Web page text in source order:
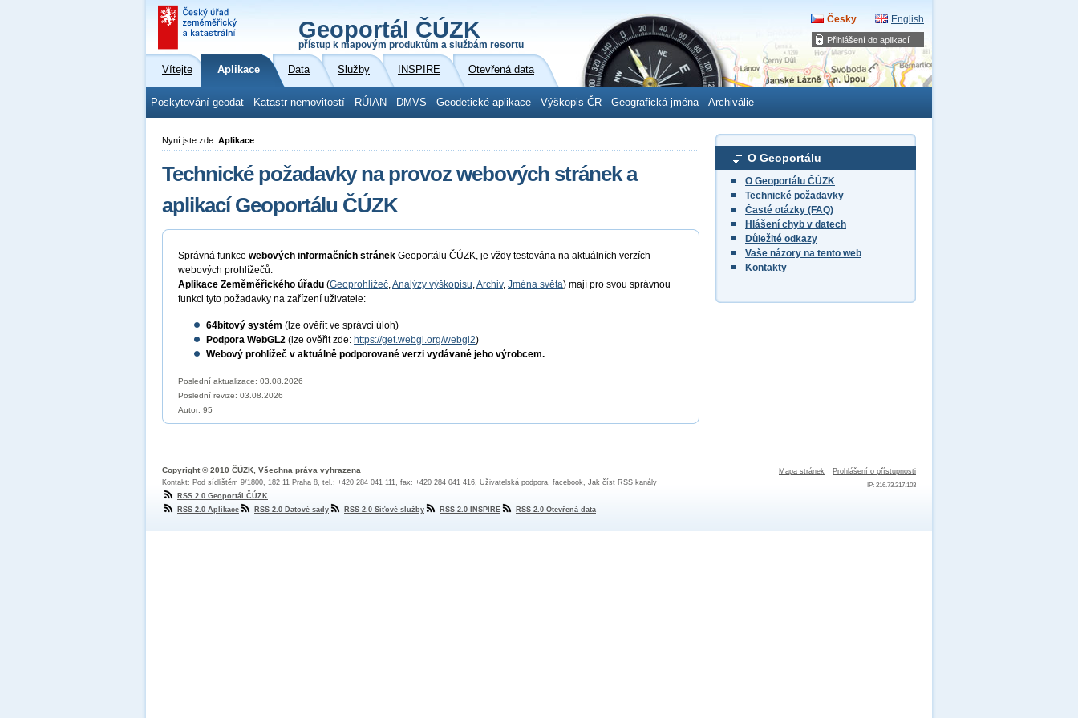
Přihlášení do aplikací
Geoportál ČÚZK
přístup k mapovým produktům a službám resortu
Česky English
Vítejte Aplikace Data Služby INSPIRE Otevřená data
Poskytování geodat Katastr nemovitostí RÚIAN DMVS Geodetické aplikace Výškopis ČR Geografická jména Archiválie
O Geoportálu
O Geoportálu ČÚZK
Technické požadavky
Časté otázky (FAQ)
Hlášení chyb v datech
Důležité odkazy
Vaše názory na tento web
Kontakty
Nyní jste zde: Aplikace
Technické požadavky na provoz webových stránek a
aplikací Geoportálu ČÚZK
Správná funkce webových informačních stránek Geoportálu ČÚZK, je vždy testována na aktuálních verzích
webových prohlížečů.
Aplikace Zeměměřického úřadu (Geoprohlížeč,Analýzy výškopisu,Archiv, Jména světa) mají pro svou správnou
funkci tyto požadavky na zařízení uživatele:
64bitový systém (lze ověřit ve správci úloh)
Podpora WebGL2 (lze ověřit zde: https://get.webgl.org/webgl2)
Webový prohlížeč v aktuálně podporované verzi vydávané jeho výrobcem.
Poslední aktualizace: 03.08.2026
Poslední revize: 03.08.2026
Autor: 95
Mapa stránek Prohlášení o přístupnosti
IP: 216.73.217.103
Copyright © 2010 ČÚZK, Všechna práva vyhrazena
Kontakt: Pod sídlištěm 9/1800, 182 11 Praha 8, tel.: +420 284 041 111, fax: +420 284 041 416, Uživatelská podpora, facebook, Jak číst RSS kanály
RSS 2.0 Geoportál ČÚZK
RSS 2.0 Aplikace
RSS 2.0 Datové sady RSS 2.0 Síťové služby RSS 2.0 INSPIRE RSS 2.0 Otevřená data